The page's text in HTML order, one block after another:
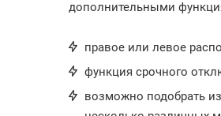
дополнительными
правое или левое
функция срочного
возможно подобрать